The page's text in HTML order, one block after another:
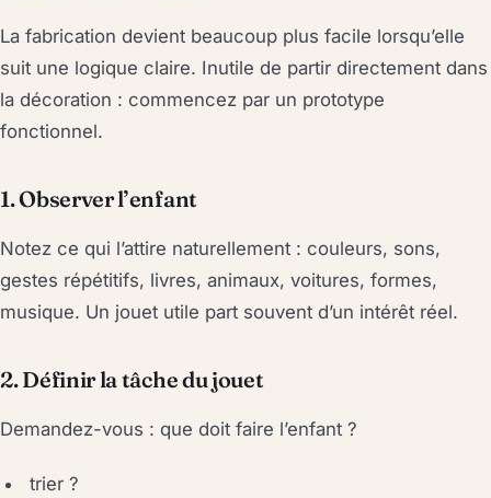
La fabrication devient beaucoup plus facile lorsqu’elle
suit une logique claire. Inutile de partir directement dans
la décoration : commencez par un prototype
fonctionnel.
1. Observer l’enfant
Notez ce qui l’attire naturellement : couleurs, sons,
gestes répétitifs, livres, animaux, voitures, formes,
musique. Un jouet utile part souvent d’un intérêt réel.
2. Définir la tâche du jouet
Demandez-vous : que doit faire l’enfant ?
trier ?